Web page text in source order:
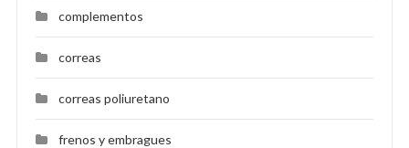
complementos
correas
correas poliuretano
frenos y embragues